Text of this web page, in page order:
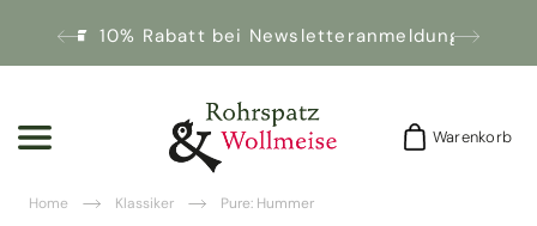
10% Rabatt bei Newsletteranmeldung!
Warenkorb
Warenkorb
Home Klassiker Pure: Hummer